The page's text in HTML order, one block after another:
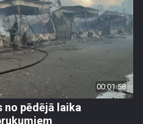
00:01:58
no pēdējā laika